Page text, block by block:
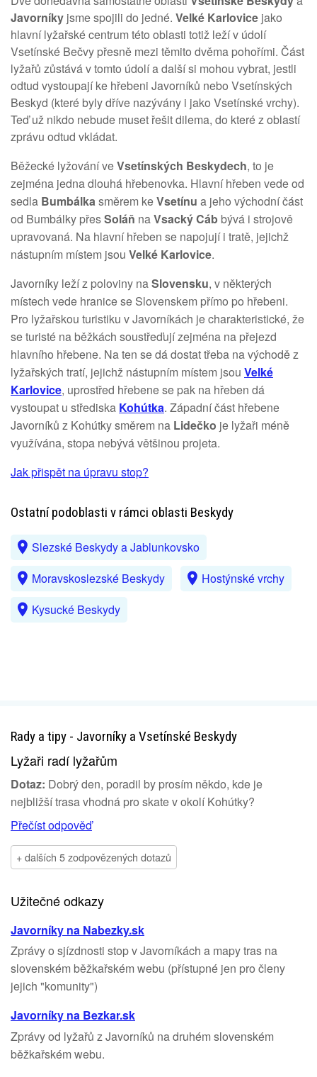
Javorníky jsme spojili do jedné. Velké Karlovice jako
hlavní lyžařské centrum této oblasti totiž leží v údolí
Vsetínské Bečvy přesně mezi těmito dvěma pohořími. Část
lyžařů zůstává v tomto údolí a další si mohou vybrat, jestli
odtud vystoupají ke hřebeni Javorníků nebo Vsetínských
Beskyd (které byly dříve nazývány i jako Vsetínské vrchy).
Teď už nikdo nebude muset řešit dilema, do které z oblastí
zprávu odtud vkládat.
Běžecké lyžování veVsetínských Beskydech, to je
zejména jedna dlouhá hřebenovka. Hlavní hřeben vede od
sedla Bumbálkasměrem keVsetínu a jeho východní část
od Bumbálky přesSoláň naVsacký Cáb bývá i strojově
upravovaná. Na hlavní hřeben se napojují i tratě, jejichž
nástupním místem jsou Velké Karlovice.
Javorníky leží z poloviny naSlovensku, v některých
místech vede hranice se Slovenskem přímo po hřebeni.
Pro lyžařskou turistiku v Javorníkách je charakteristické, že
se turisté na běžkách soustřeďují zejména na přejezd
hlavního hřebene. Na ten se dá dostat třeba na východě z
lyžařských tratí, jejichž nástupním místem jsou Velké
Karlovice, uprostřed hřebene se pak na hřeben dá
vystoupat u střediska Kohútka. Západní část hřebene
Javorníků z Kohútky směrem na Lidečko je lyžaři méně
využívána, stopa nebývá většinou projeta.
Jak přispět na úpravu stop?
Ostatní podoblasti v rámci oblasti Beskydy
Slezské Beskydy a Jablunkovsko
Moravskoslezské Beskydy
Hostýnské vrchy
Kysucké Beskydy
Rady a tipy - Javorníky a Vsetínské Beskydy
Lyžaři radí lyžařům
Dotaz: Dobrý den, poradil by prosím někdo, kde je
nejbližší trasa vhodná pro skate v okolí Kohútky?
Přečíst odpověď
+ dalších 5 zodpovězených dotazů
Užitečné odkazy
Javorníky na Nabezky.sk
Zprávy o sjízdnosti stop v Javorníkách a mapy tras na
slovenském běžkařském webu (přístupné jen pro členy
jejich "komunity")
Javorníky na Bezkar.sk
Zprávy od lyžařů z Javorníků na druhém slovenském
běžkařském webu.